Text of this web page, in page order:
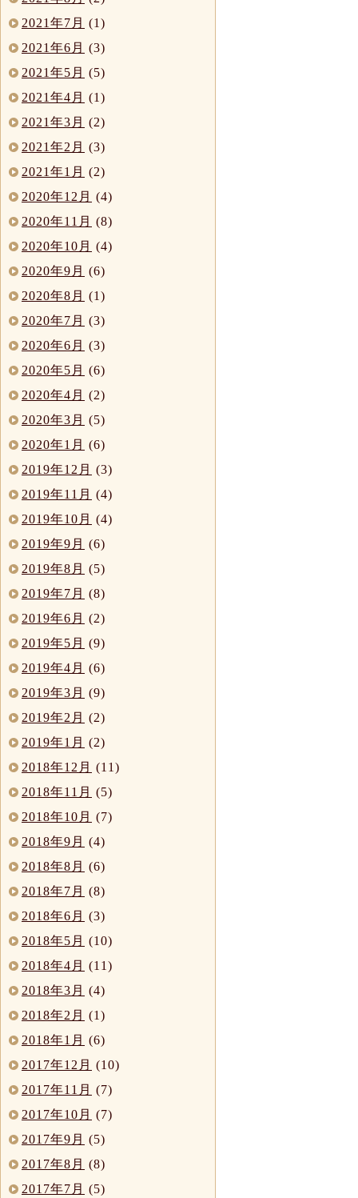
2021年7月 (1)
2021年6月 (3)
2021年5月 (5)
2021年4月 (1)
2021年3月 (2)
2021年2月 (3)
2021年1月 (2)
2020年12月 (4)
2020年11月 (8)
2020年10月 (4)
2020年9月 (6)
2020年8月 (1)
2020年7月 (3)
2020年6月 (3)
2020年5月 (6)
2020年4月 (2)
2020年3月 (5)
2020年1月 (6)
2019年12月 (3)
2019年11月 (4)
2019年10月 (4)
2019年9月 (6)
2019年8月 (5)
2019年7月 (8)
2019年6月 (2)
2019年5月 (9)
2019年4月 (6)
2019年3月 (9)
2019年2月 (2)
2019年1月 (2)
2018年12月 (11)
2018年11月 (5)
2018年10月 (7)
2018年9月 (4)
2018年8月 (6)
2018年7月 (8)
2018年6月 (3)
2018年5月 (10)
2018年4月 (11)
2018年3月 (4)
2018年2月 (1)
2018年1月 (6)
2017年12月 (10)
2017年11月 (7)
2017年10月 (7)
2017年9月 (5)
2017年8月 (8)
2017年7月 (5)